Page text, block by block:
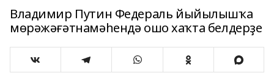
Владимир Путин Федераль йыйылышҡа
мөрәжәғәтнамәһендә ошо хаҡта белдерҙе